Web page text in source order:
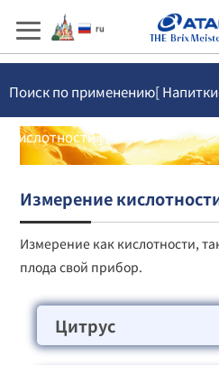
Поиск по применению[
Кислотности ]
Измерение
Измерение как кислотности,
плода свой прибор.
Цитрус